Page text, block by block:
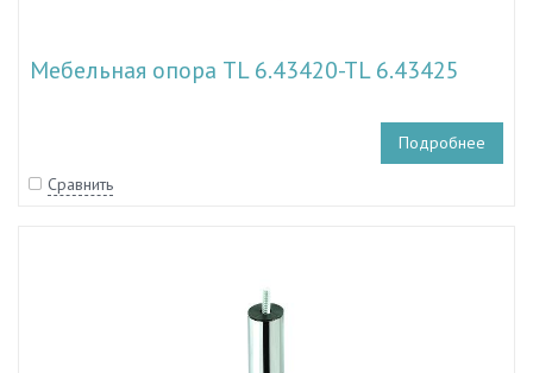
Мебельная опора TL 6.43420-TL 6.43425
Подробнее
Сравнить